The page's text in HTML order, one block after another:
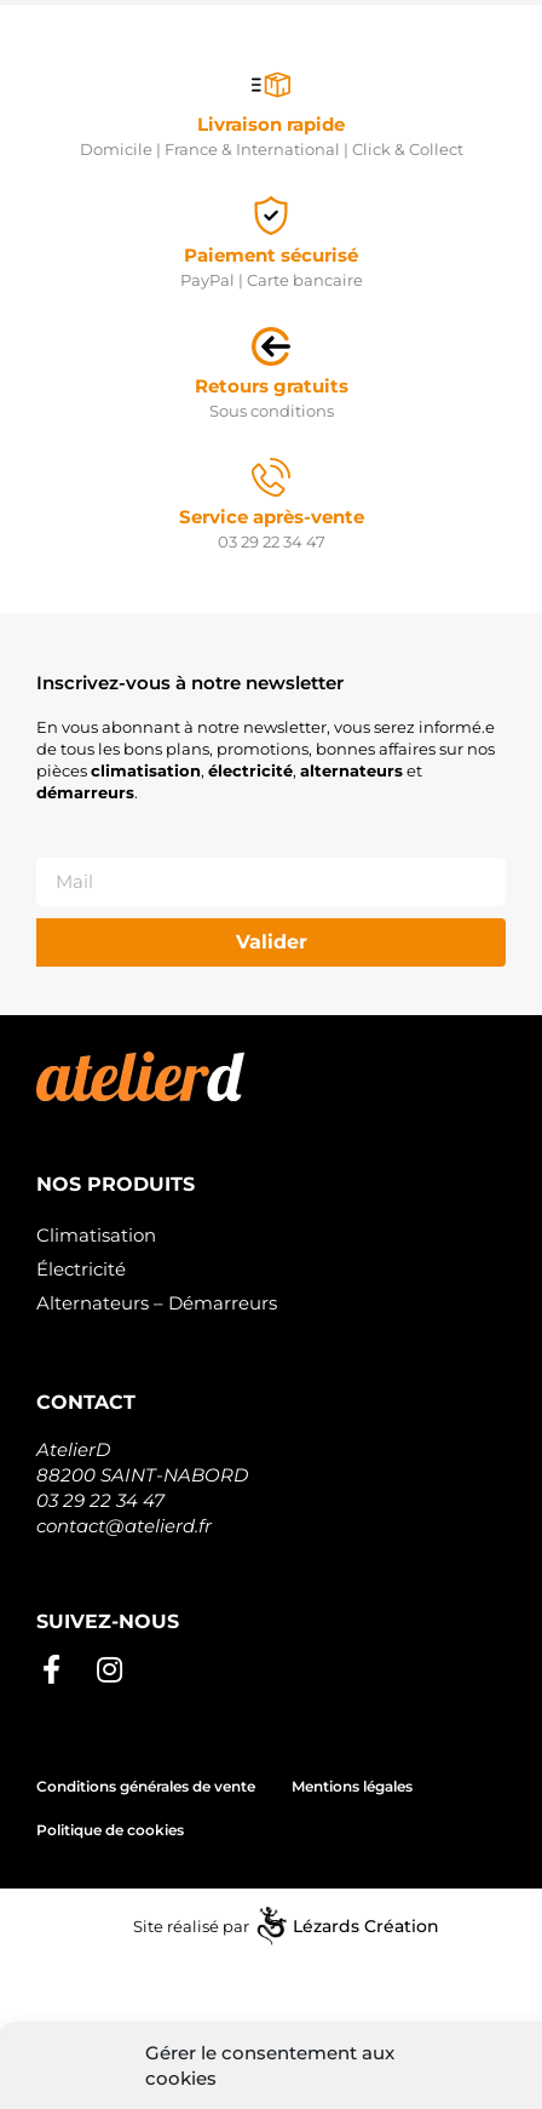
Gérer le consentement aux
cookies
Livraison rapide
Domicile | France & International | Click & Collect
Paiement sécurisé
PayPal | Carte bancaire
Retours gratuits
Sous conditions
Service après-vente
03 29 22 34 47
Inscrivez-vous à notre newsletter
En vous abonnant à notre newsletter, vous serez informé.e
de tous les bons plans, promotions, bonnes affaires sur nos
piècesclimatisation, électricité, alternateurset
démarreurs.
Valider
NOS PRODUITS
Climatisation
Électricité
Alternateurs – Démarreurs
CONTACT
AtelierD
88200 SAINT-NABORD
03 29 22 34 47
contact@atelierd.fr
SUIVEZ-NOUS
Conditions générales de vente Mentions légales
Politique de cookies
Site réalisé par Lézards Création